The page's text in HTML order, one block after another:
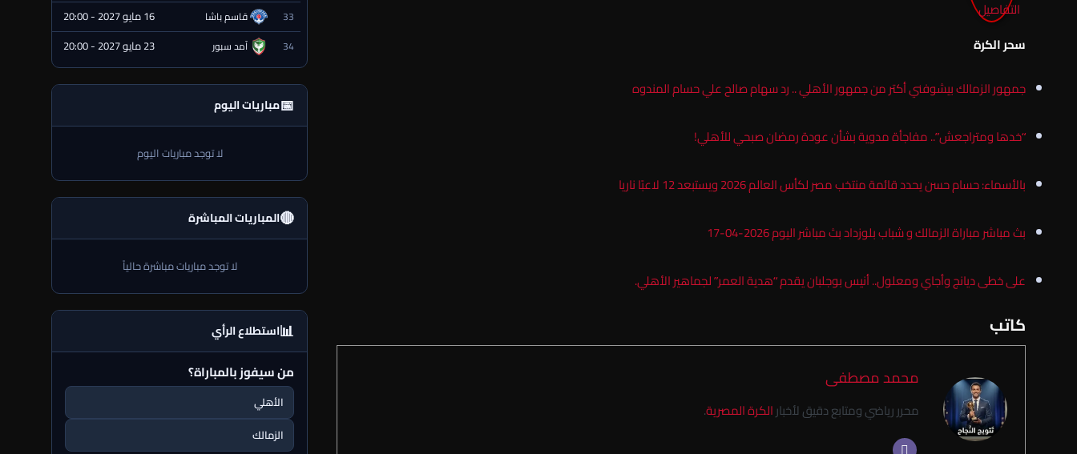
سحر الكرة
جمهور الزمالك بيشوفني أكتر من جمهور الأهلي .. رد سهام صالح علي حسام المندوه
“خدها ومتراجعش”.. مفاجأة مدوية بشأن عودة رمضان صبحي للأهلي!
بالأسماء: حسام حسن يحدد قائمة منتخب مصر لكأس العالم 2026 ويستبعد 12 لاعبًا ناريا
بث مباشر مباراة الزمالك و شباب بلوزداد بث مباشر اليوم 2026-04-17
على خطى ديانج وأجاي ومعلول.. أنيس بوجلبان يقدم “هدية العمر” لجماهير الأهلي.
كاتب
محمد مصطفى
محرر رياضي ومتابع دقيق لأخبارالكرة المصرية.
33 قاسم باشا 16 مايو 2027 - 20:00
34 آمد سبور 23 مايو 2027 - 20:00
📅مباريات اليوم
لا توجد مباريات اليوم
🔴المباريات المباشرة
لا توجد مباريات مباشرة حالياً
📊استطلاع الرأي
من سيفوز بالمباراة؟
الأهلي
الزمالك